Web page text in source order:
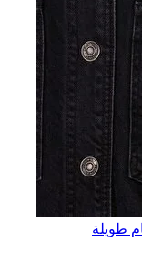
طويلة